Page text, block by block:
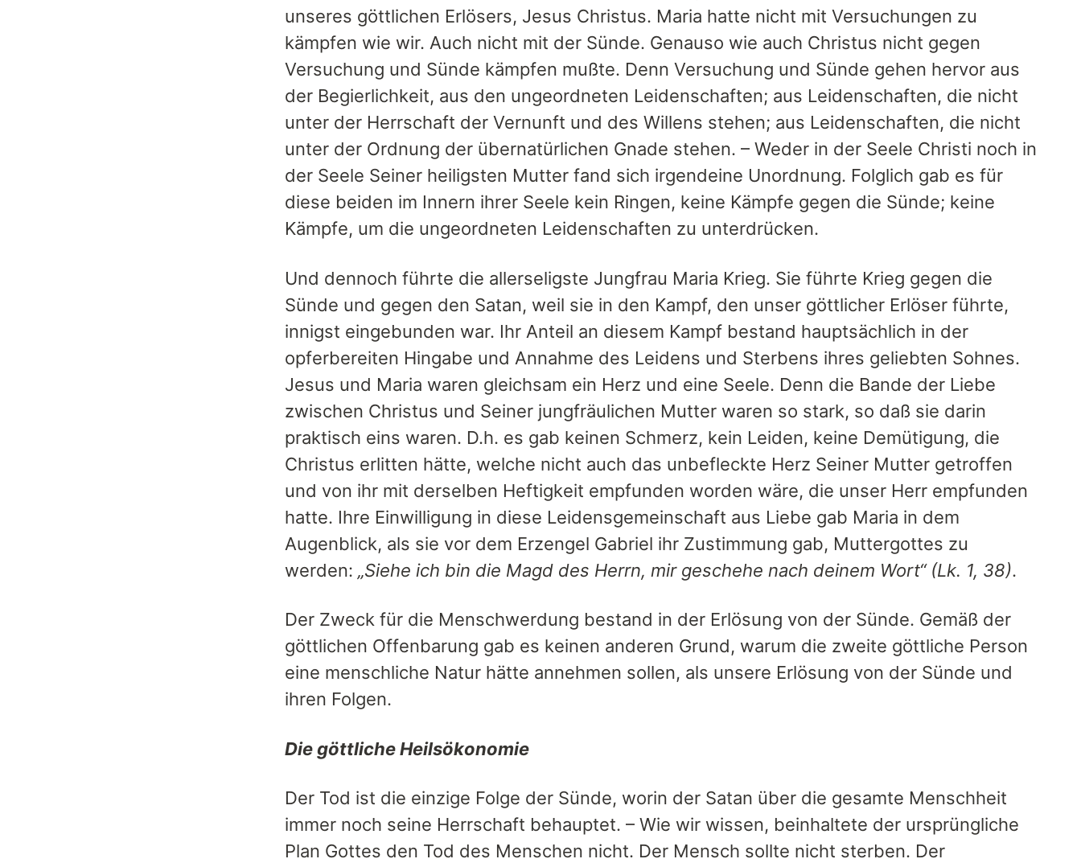
unseres göttlichen Erlösers, Jesus Christus. Maria hatte nicht mit Versuchungen zu
kämpfen wie wir. Auch nicht mit der Sünde. Genauso wie auch Christus nicht gegen
Versuchung und Sünde kämpfen mußte. Denn Versuchung und Sünde gehen hervor aus
der Begierlichkeit, aus den ungeordneten Leidenschaften; aus Leidenschaften, die nicht
unter der Herrschaft der Vernunft und des Willens stehen; aus Leidenschaften, die nicht
unter der Ordnung der übernatürlichen Gnade stehen. – Weder in der Seele Christi noch in
der Seele Seiner heiligsten Mutter fand sich irgendeine Unordnung. Folglich gab es für
diese beiden im Innern ihrer Seele kein Ringen, keine Kämpfe gegen die Sünde; keine
Kämpfe, um die ungeordneten Leidenschaften zu unterdrücken.
Und dennoch führte die allerseligste Jungfrau Maria Krieg. Sie führte Krieg gegen die
Sünde und gegen den Satan, weil sie in den Kampf, den unser göttlicher Erlöser führte,
innigst eingebunden war. Ihr Anteil an diesem Kampf bestand hauptsächlich in der
opferbereiten Hingabe und Annahme des Leidens und Sterbens ihres geliebten Sohnes.
Jesus und Maria waren gleichsam ein Herz und eine Seele. Denn die Bande der Liebe
zwischen Christus und Seiner jungfräulichen Mutter waren so stark, so daß sie darin
praktisch eins waren. D.h. es gab keinen Schmerz, kein Leiden, keine Demütigung, die
Christus erlitten hätte, welche nicht auch das unbefleckte Herz Seiner Mutter getroffen
und von ihr mit derselben Heftigkeit empfunden worden wäre, die unser Herr empfunden
hatte. Ihre Einwilligung in diese Leidensgemeinschaft aus Liebe gab Maria in dem
Augenblick, als sie vor dem Erzengel Gabriel ihr Zustimmung gab, Muttergottes zu
werden: „Siehe ich bin die Magd des Herrn, mir geschehe nach deinem Wort“ (Lk. 1, 38).
Der Zweck für die Menschwerdung bestand in der Erlösung von der Sünde. Gemäß der
göttlichen Offenbarung gab es keinen anderen Grund, warum die zweite göttliche Person
eine menschliche Natur hätte annehmen sollen, als unsere Erlösung von der Sünde und
ihren Folgen.
Die göttliche Heilsökonomie
Der Tod ist die einzige Folge der Sünde, worin der Satan über die gesamte Menschheit
immer noch seine Herrschaft behauptet. – Wie wir wissen, beinhaltete der ursprüngliche
Plan Gottes den Tod des Menschen nicht. Der Mensch sollte nicht sterben. Der